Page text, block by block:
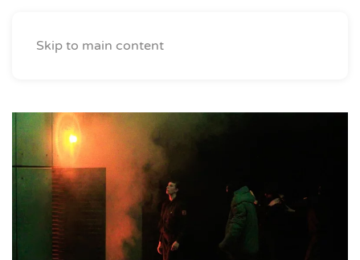
Skip to main content